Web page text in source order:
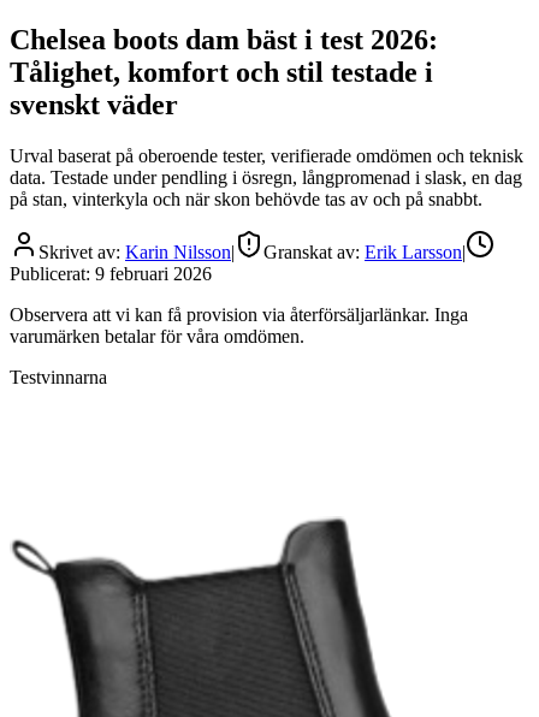
Chelsea boots dam bäst i test 2026:
Tålighet, komfort och stil testade i
svenskt väder
Urval baserat på oberoende tester, verifierade omdömen och teknisk
data. Testade under pendling i ösregn, långpromenad i slask, en dag
på stan, vinterkyla och när skon behövde tas av och på snabbt.
Skrivet av: Karin Nilsson| Granskat av: Erik Larsson|
Publicerat: 9 februari 2026
Observera att vi kan få provision via återförsäljarlänkar. Inga
varumärken betalar för våra omdömen.
Testvinnarna